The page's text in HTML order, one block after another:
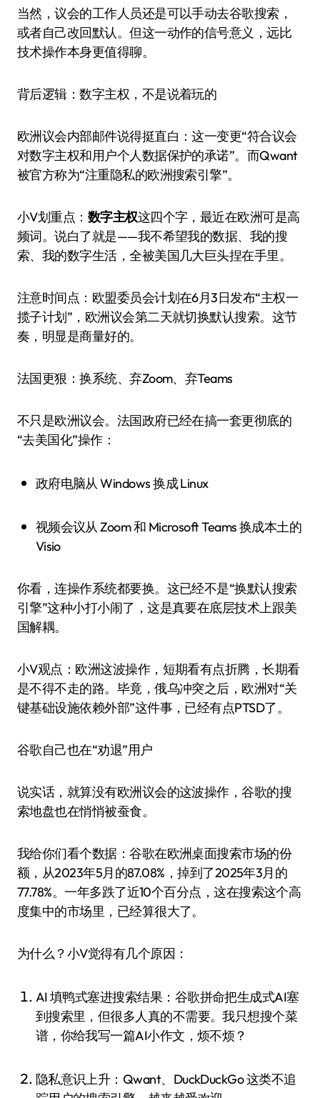
当然，议会的工作人员还是可以手动去谷歌搜索，
或者自己改回默认。但这一动作的信号意义，远比
技术操作本身更值得聊。
背后逻辑：数字主权，不是说着玩的
欧洲议会内部邮件说得挺直白：这一变更“符合议会
对数字主权和用户个人数据保护的承诺”。而Qwant
被官方称为“注重隐私的欧洲搜索引擎”。
小V划重点： 数字主权这四个字，最近在欧洲可是高
频词。说白了就是——我不希望我的数据、我的搜
索、我的数字生活，全被美国几大巨头捏在手里。
注意时间点：欧盟委员会计划在6月3日发布“主权一
揽子计划”，欧洲议会第二天就切换默认搜索。这节
奏，明显是商量好的。
法国更狠：换系统、弃Zoom、弃Teams
不只是欧洲议会。法国政府已经在搞一套更彻底的
“去美国化”操作：
政府电脑从 Windows 换成 Linux
视频会议从 Zoom 和 Microsoft Teams 换成本土的
Visio
你看，连操作系统都要换。这已经不是“换默认搜索
引擎”这种小打小闹了，这是真要在底层技术上跟美
国解耦。
小V观点：欧洲这波操作，短期看有点折腾，长期看
是不得不走的路。毕竟，俄乌冲突之后，欧洲对“关
键基础设施依赖外部”这件事，已经有点PTSD了。
谷歌自己也在“劝退”用户
说实话，就算没有欧洲议会的这波操作，谷歌的搜
索地盘也在悄悄被蚕食。
我给你们看个数据：谷歌在欧洲桌面搜索市场的份
额，从2023年5月的87.08%，掉到了2025年3月的
77.78%。一年多跌了近10个百分点，这在搜索这个高
度集中的市场里，已经算很大了。
为什么？小V觉得有几个原因：
AI 填鸭式塞进搜索结果：谷歌拼命把生成式AI塞
到搜索里，但很多人真的不需要。我只想搜个菜
谱，你给我写一篇AI小作文，烦不烦？
隐私意识上升：Qwant、DuckDuckGo 这类不追